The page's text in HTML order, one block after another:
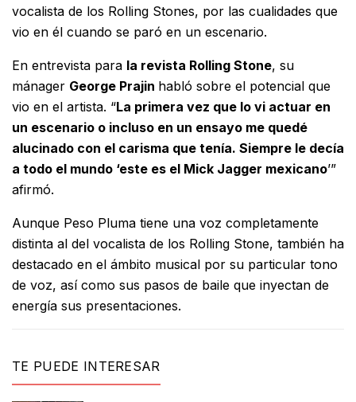
vocalista de los Rolling Stones, por las cualidades que
vio en él cuando se paró en un escenario.
En entrevista para la revista Rolling Stone, su
mánager George Prajin habló sobre el potencial que
vio en el artista. “La primera vez que lo vi actuar en
un escenario o incluso en un ensayo me quedé
alucinado con el carisma que tenía. Siempre le decía
a todo el mundo ‘este es el Mick Jagger mexicano’”
afirmó.
Aunque Peso Pluma tiene una voz completamente
distinta al del vocalista de los Rolling Stone, también ha
destacado en el ámbito musical por su particular tono
de voz, así como sus pasos de baile que inyectan de
energía sus presentaciones.
TE PUEDE INTERESAR